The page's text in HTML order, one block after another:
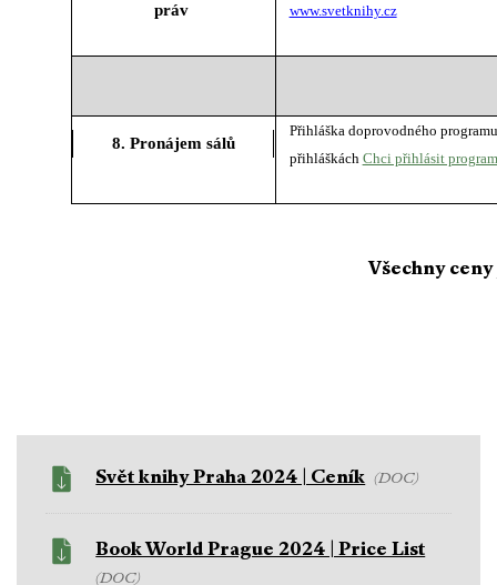
práv
www.svetknihy.cz
8. Pronájem sálů
Přihláška doprovodného
přihláškách Chci přihlásit program
Všechny
Svět knihy Praha 2024 | Ceník (DOC)
Book World Prague 2024 | Price List
(DOC)